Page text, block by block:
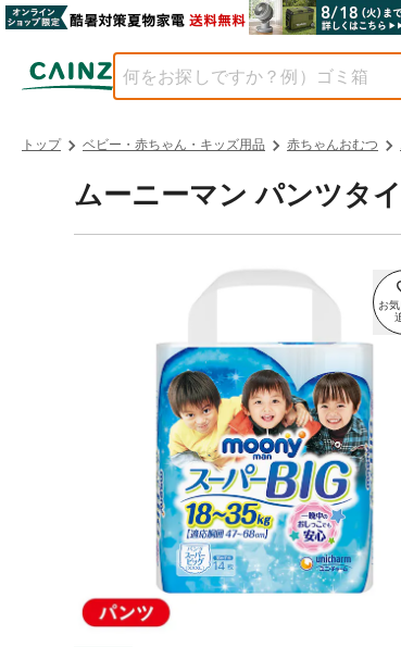
トップ ベビー・赤ちゃん・キッズ用品 赤ちゃんおむつ
ムーニーマン パンツタ